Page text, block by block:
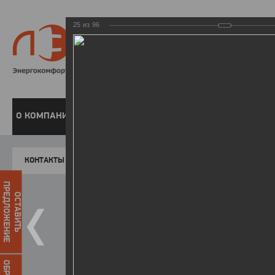
8 800
О КОМПАНИИ
КОНТАКТЫ
ОСТАВИТЬ
ПРЕДЛОЖЕНИЕ
25 из 96